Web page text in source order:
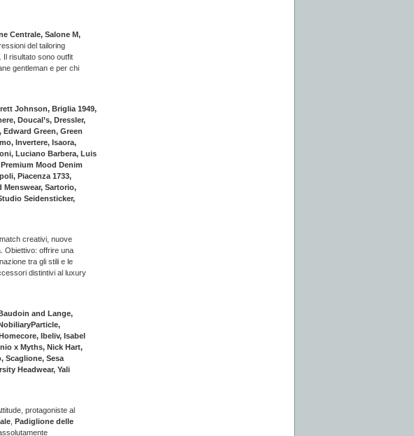
Centrale, Salone M,
del tailoring
Il risultato sono outfit
gentleman e per chi
Johnson, Briglia 1949,
Doucal’s, Dressler,
Edward Green, Green
Invertere, Isaora,
Luciano Barbera, Luis
Mood Denim
Piacenza 1733,
Menswear, Sartorio,
Seidensticker,
creativi, nuove
Obiettivo: offrire una
tra gli stili e le
distintivi al luxury
and Lange,
Ibeliv, Isabel
x Myths, Nick Hart,
Scaglione, Sesa
Headwear, Yali
protagoniste al
Padiglione delle